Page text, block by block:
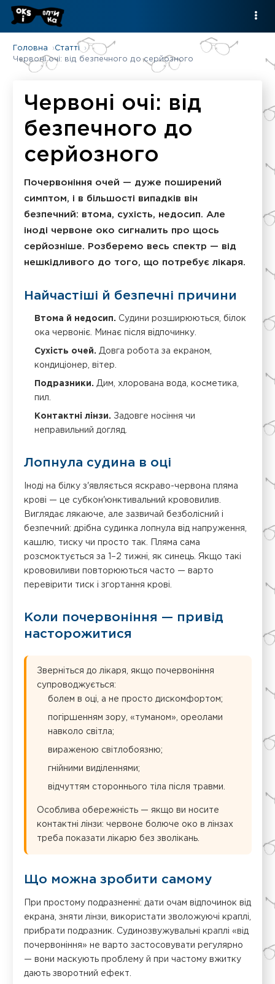
Головна
Статті
Червоні очі: від безпечного до серйозного
Червоні очі: від
безпечного до
серйозного
Почервоніння очей — дуже поширений
симптом, і в більшості випадків він
безпечний: втома, сухість, недосип. Але
іноді червоне око сигналить про щось
серйозніше. Розберемо весь спектр — від
нешкідливого до того, що потребує лікаря.
Найчастіші й безпечні причини
Втома й недосип. Судини розширюються, білок
ока червоніє. Минає після відпочинку.
Сухість очей. Довга робота за екраном,
кондиціонер, вітер.
Подразники. Дим, хлорована вода, косметика,
пил.
Контактні лінзи. Задовге носіння чи
неправильний догляд.
Лопнула судина в оці
Іноді на білку з'являється яскраво-червона пляма
крові — це субкон'юнктивальний крововилив.
Виглядає лякаюче, але зазвичай безболісний і
безпечний: дрібна судинка лопнула від напруження,
кашлю, тиску чи просто так. Пляма сама
розсмоктується за 1–2 тижні, як синець. Якщо такі
крововиливи повторюються часто — варто
перевірити тиск і згортання крові.
Коли почервоніння — привід
насторожитися
Зверніться до лікаря, якщо почервоніння
супроводжується:
болем в оці, а не просто дискомфортом;
погіршенням зору, «туманом», ореолами
навколо світла;
вираженою світлобоязню;
гнійними виділеннями;
відчуттям стороннього тіла після травми.
Особлива обережність — якщо ви носите
контактні лінзи: червоне болюче око в лінзах
треба показати лікарю без зволікань.
Що можна зробити самому
При простому подразненні: дати очам відпочинок від
екрана, зняти лінзи, використати зволожуючі краплі,
прибрати подразник. Судинозвужувальні краплі «від
почервоніння» не варто застосовувати регулярно
— вони маскують проблему й при частому вжитку
дають зворотний ефект.